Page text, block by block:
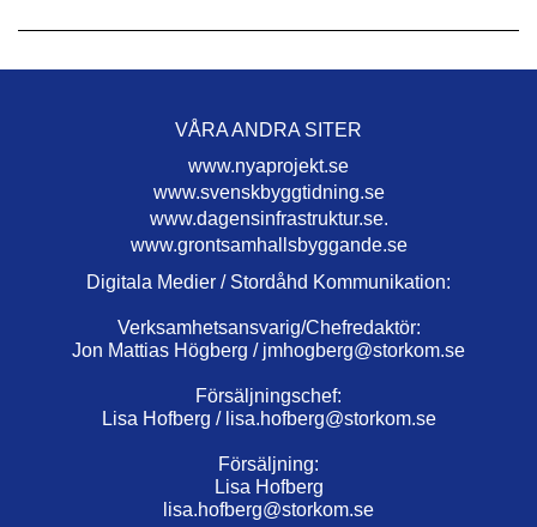
VÅRA ANDRA SITER
www.nyaprojekt.se
www.svenskbyggtidning.se
www.dagensinfrastruktur.se.
www.grontsamhallsbyggande.se
Digitala Medier / Stordåhd Kommunikation:
Verksamhetsansvarig/Chefredaktör:
Jon Mattias Högberg / jmhogberg@storkom.se
Försäljningschef:
Lisa Hofberg / lisa.hofberg@storkom.se
Försäljning:
Lisa Hofberg
lisa.hofberg@storkom.se